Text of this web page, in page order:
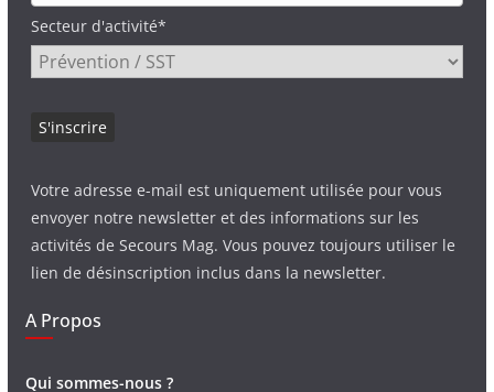
Secteur d'activité*
Votre adresse e-mail est uniquement utilisée pour vous
envoyer notre newsletter et des informations sur les
activités de Secours Mag. Vous pouvez toujours utiliser le
lien de désinscription inclus dans la newsletter.
A Propos
Qui sommes-nous ?